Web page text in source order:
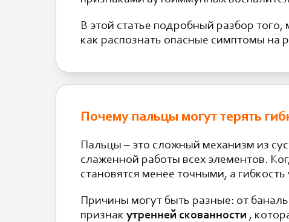
В этой статье подробный разбор
как распознать опасные симптомы на
Почему пальцы могут терять
Пальцы – это сложный механизм из
слаженной работы всех элементов.
становятся менее точными, а
Причины могут быть разные: от
признак утренней скованности ,